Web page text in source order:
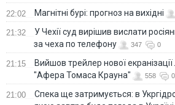
22:02 Магнітні бурі: прогноз на вихідні
21:32
У Чехії суд вирішив вислати
за чеха по телефону
347 0
21:15
Вийшов трейлер нової
"Афера Томаса Крауна"
558 0
21:00
Спека ще затримується: в